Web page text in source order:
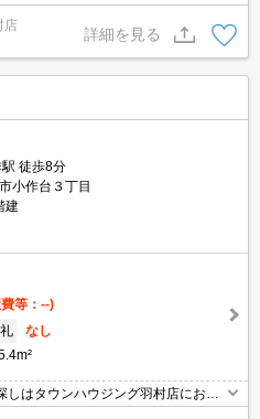
料駐車場ご用意あります！
店
詳細を見る
徒歩8分
小作台３丁目
建
等：--)
礼
なし
はタウンハウジング羽村店にお任
意あります！